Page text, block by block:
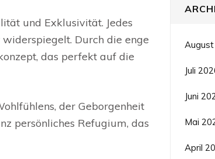
und Exklusivität. Jedes
Durch die enge
das perfekt auf die
der Geborgenheit
persönliches Refugium, das
Juli
Juni
Mai
April